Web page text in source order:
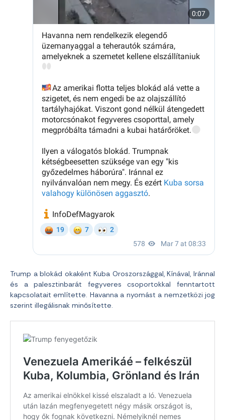
Trump a blokád okaként Kuba Oroszországgal, Kínával, Iránnal
és a palesztinbarát fegyveres csoportokkal fenntartott
kapcsolatait említette. Havanna a nyomást a nemzetközi jog
szerint illegálisnak minősítette.